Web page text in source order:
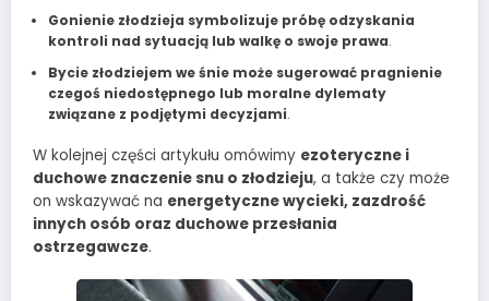
Gonienie złodzieja symbolizuje próbę odzyskania
kontroli nad sytuacją lub walkę o swoje prawa.
Bycie złodziejem we śnie może sugerować pragnienie
czegoś niedostępnego lub moralne dylematy
związane z podjętymi decyzjami.
W kolejnej części artykułu omówimy ezoteryczne i
duchowe znaczenie snu o złodzieju, a także czy może
on wskazywać na energetyczne wycieki, zazdrość
innych osób oraz duchowe przesłania
ostrzegawcze.